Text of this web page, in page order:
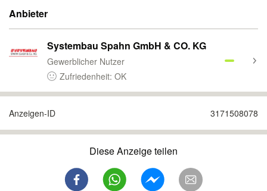
Anbieter
Systembau Spahn GmbH & CO. KG
Gewerblicher Nutzer
Zufriedenheit: OK
Anzeigen-ID 3171508078
Diese Anzeige teilen